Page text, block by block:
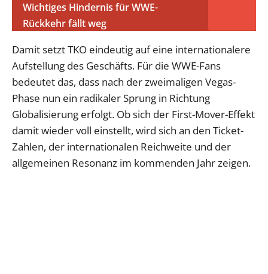
Wichtiges Hindernis für WWE-
Rückkehr fällt weg
Damit setzt TKO eindeutig auf eine internationalere
Aufstellung des Geschäfts. Für die WWE-Fans
bedeutet das, dass nach der zweimaligen Vegas-
Phase nun ein radikaler Sprung in Richtung
Globalisierung erfolgt. Ob sich der First-Mover-Effekt
damit wieder voll einstellt, wird sich an den Ticket-
Zahlen, der internationalen Reichweite und der
allgemeinen Resonanz im kommenden Jahr zeigen.